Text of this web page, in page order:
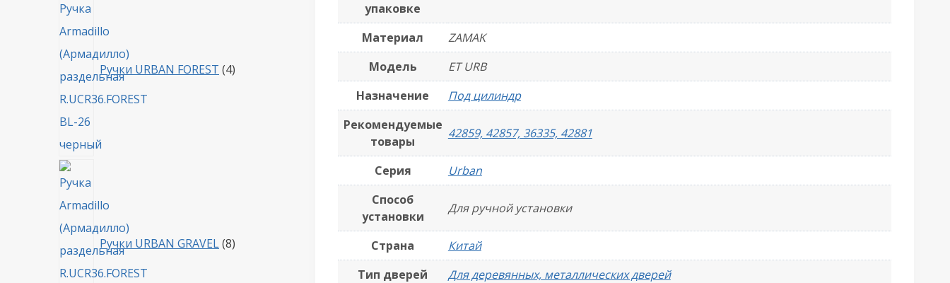
упаковке
Материал
ZAMAK
Модель
ET URB
Назначение
Под цилиндр
Рекомендуемые
товары
42859, 42857, 36335, 42881
Серия
Urban
Способ
установки
Для ручной установки
Страна
Китай
Тип дверей
Для деревянных, металлических дверей
Ручки URBAN FOREST 4
Ручки URBAN GRAVEL 8